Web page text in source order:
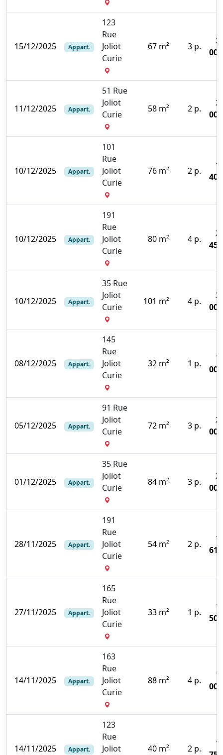
15/12/2025 Appart.
123
Rue
Joliot
Curie
67 m² 3 p.
11/12/2025 Appart.
51 Rue
Joliot
Curie
58 m² 2 p.
10/12/2025 Appart.
101
Rue
Joliot
Curie
76 m² 2 p.
10/12/2025 Appart.
191
Rue
Joliot
Curie
80 m² 4 p.
10/12/2025 Appart.
35 Rue
Joliot
Curie
101 m² 4 p.
08/12/2025 Appart.
145
Rue
Joliot
Curie
32 m² 1 p.
05/12/2025 Appart.
91 Rue
Joliot
Curie
72 m² 3 p.
01/12/2025 Appart.
35 Rue
Joliot
Curie
84 m² 3 p.
28/11/2025 Appart.
191
Rue
Joliot
Curie
54 m² 2 p.
27/11/2025 Appart.
165
Rue
Joliot
Curie
33 m² 1 p.
14/11/2025 Appart.
163
Rue
Joliot
Curie
88 m² 4 p.
14/11/2025 Appart.
123
Rue
Joliot
40 m² 2 p.